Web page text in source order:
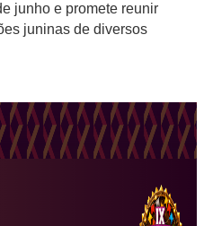
junho e promete reunir
juninas de diversos